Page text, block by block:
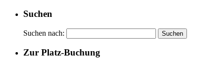
Suchen
Suchen nach:
Zur Platz-Buchung